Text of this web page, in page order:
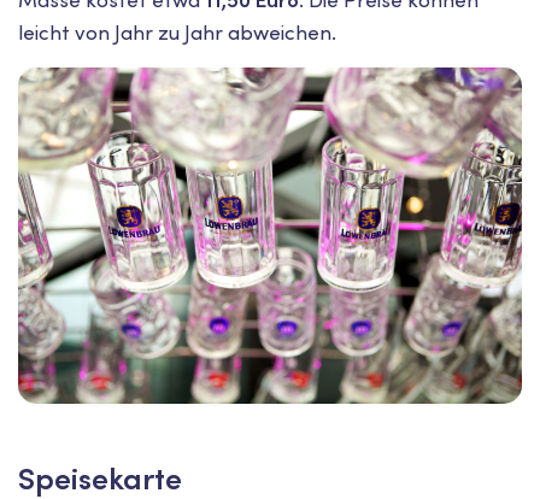
leicht von Jahr zu Jahr abweichen.
Speisekarte